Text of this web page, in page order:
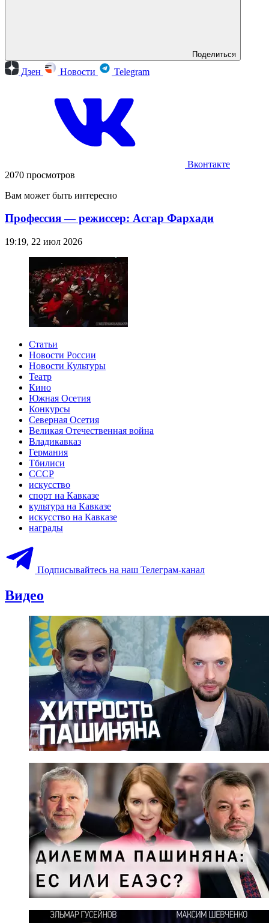
Поделиться
Дзен Новости Telegram
Вконтакте
2070 просмотров
Вам может быть интересно
Профессия — режиссер: Асгар Фархади
19:19, 22 июл 2026
Статьи
Новости России
Новости Культуры
Театр
Кино
Южная Осетия
Конкурсы
Северная Осетия
Великая Отечественная война
Владикавказ
Германия
Тбилиси
СССР
искусство
спорт на Кавказе
культура на Кавказе
искусство на Кавказе
награды
Подписывайтесь на наш Телеграм-канал
Видео